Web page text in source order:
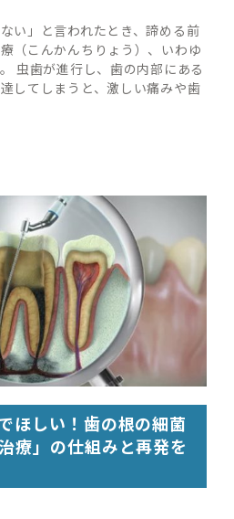
い」と言われたとき、諦める前
（こんかんちりょう）、いわゆ
虫歯が進行し、歯の内部にある
してしまうと、激しい痛みや歯
ほしい！歯の根の細菌
療」の仕組みと再発を